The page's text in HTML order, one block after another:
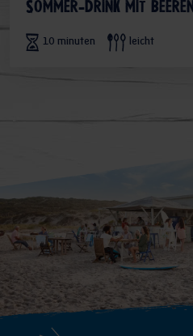
Sommer-Drink mit Beeren
10 minuten leicht